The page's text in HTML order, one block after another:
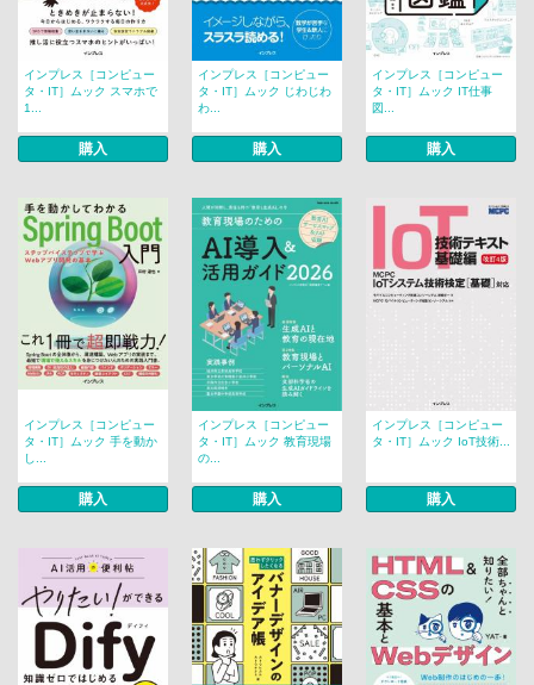
インプレス［コンピュー
タ・IT］ムック スマホで
1...
購入
インプレス［コンピュー
タ・IT］ムック じわじわ
わ...
購入
インプレス［コンピュー
タ・IT］ムック IT仕事
図...
購入
インプレス［コンピュー
タ・IT］ムック 手を動か
し...
購入
インプレス［コンピュー
タ・IT］ムック 教育現場
の...
購入
インプレス［コンピュー
タ・IT］ムック IoT技術...
購入